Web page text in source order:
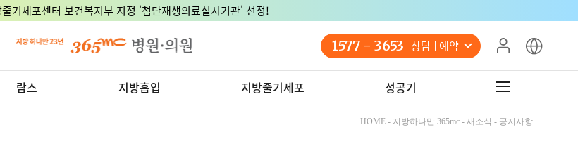
기세포센터 보건복지부 지정 '첨단재생의료실시기관' 선정!
1577 - 3653 상담 예약
람스 지방흡입 지방줄기세포 성공기
HOME - 지방하나만 365mc - 새소식 - 공지사항